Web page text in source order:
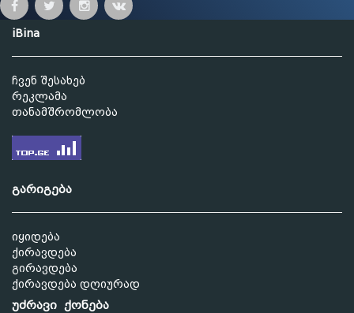
iBina
ჩვენ შესახებ
რეკლამა
თანამშრომლობა
გარიგება
იყიდება
ქირავდება
გირავდება
ქირავდება დღიურად
უძრავი ქონება